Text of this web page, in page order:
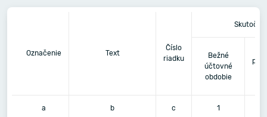
Označenie Text
Číslo
riadku
Bežné
účtovné
obdobie
a b c 1